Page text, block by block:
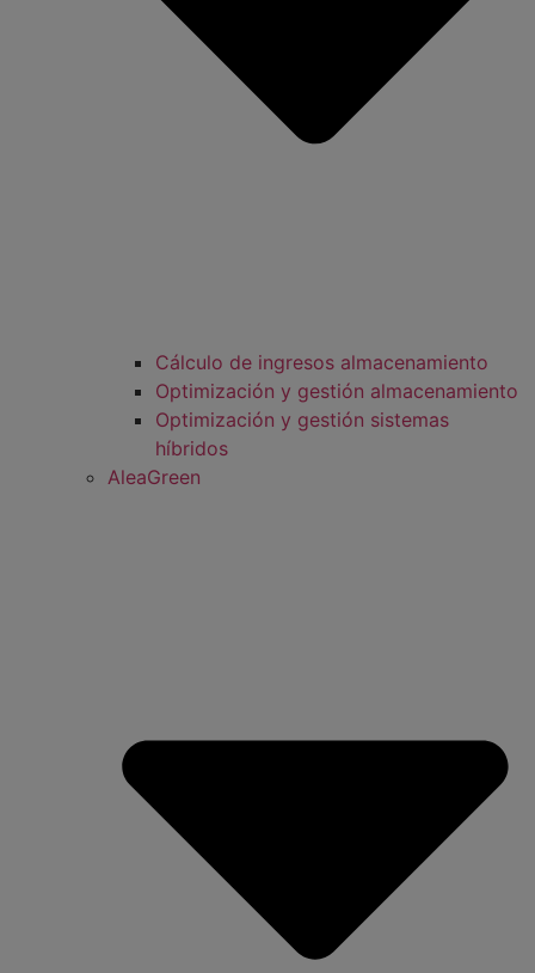
Cálculo de ingresos almacenamiento
Optimización y gestión almacenamiento
Optimización y gestión sistemas
híbridos
AleaGreen